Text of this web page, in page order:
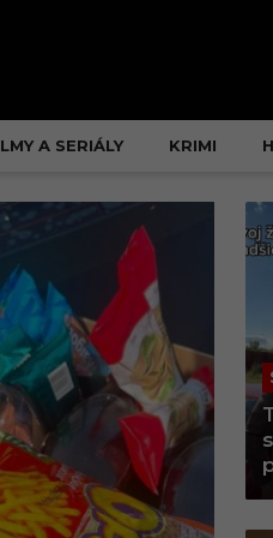
A SERIÁLY KRIMI